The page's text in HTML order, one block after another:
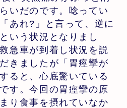
いだのです。唸ってい
あれ?」と言って、逆に
いう状況となりまし
急車が到着し状況を説
きましたが「胃痙攣が
ると、心底驚いている
す。今回の胃痙攣の原
り食事を摂れていなか